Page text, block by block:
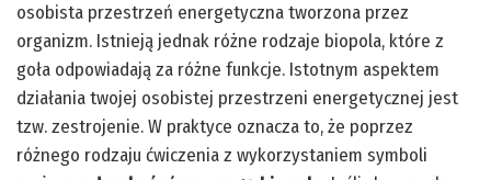
osobista przestrzeń energetyczna tworzona przez
organizm. Istnieją jednak różne rodzaje biopola, które z
goła odpowiadają za różne funkcje. Istotnym aspektem
działania twojej osobistej przestrzeni energetycznej jest
tzw. zestrojenie. W praktyce oznacza to, że poprzez
różnego rodzaju ćwiczenia z wykorzystaniem symboli